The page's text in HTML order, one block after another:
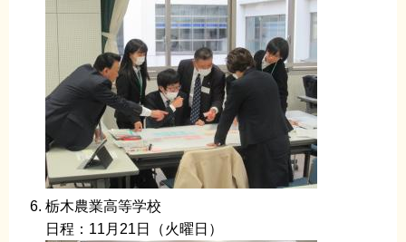
栃木農業高等学校
日程：11月21日（火曜日）